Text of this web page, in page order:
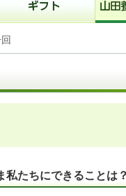
私たちにできることは